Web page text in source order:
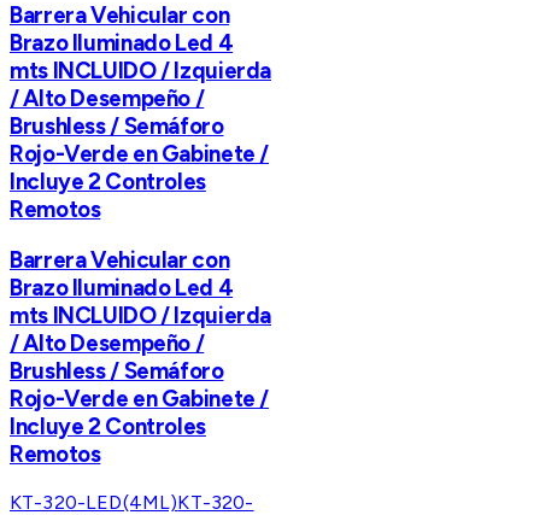
Barrera Vehicular con
Brazo Iluminado Led 4
mts INCLUIDO / Izquierda
/ Alto Desempeño /
Brushless / Semáforo
Rojo-Verde en Gabinete /
Incluye 2 Controles
Remotos
Barrera Vehicular con
Brazo Iluminado Led 4
mts INCLUIDO / Izquierda
/ Alto Desempeño /
Brushless / Semáforo
Rojo-Verde en Gabinete /
Incluye 2 Controles
Remotos
KT-320-LED(4ML)KT-320-